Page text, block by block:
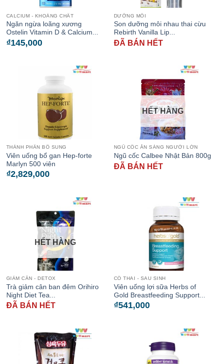
CALCIUM - KHOÁNG CHẤT
Ngăn ngừa loãng xương
Ostelin Vitamin D & Calcium...
₫145,000
DƯỠNG MÔI
Son dưỡng môi nhau thai cừu
Rebirth Vanilla Lip...
ĐÃ BÁN HẾT
THÀNH PHẦN BỔ SUNG
Viên uống bổ gan Hep-forte
Marlyn 500 viên
₫2,829,000
HẾT HÀNG
NGŨ CỐC ĂN SÁNG NGƯỜI LỚN
Ngũ cốc Calbee Nhật Bản 800g
ĐÃ BÁN HẾT
HẾT HÀNG
GIẢM CÂN - DETOX
Trà giảm cân ban đêm Orihiro
Night Diet Tea...
ĐÃ BÁN HẾT
CÓ THAI - SAU SINH
Viên uống lợi sữa Herbs of
Gold Breastfeeding Support...
₫541,000